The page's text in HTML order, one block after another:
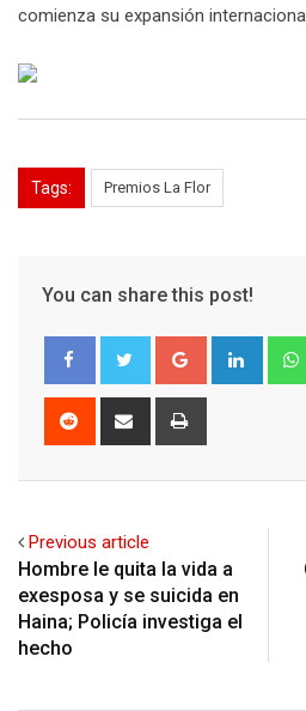
comienza su expansión
Tags: Premios La Flor
You can share this post!
Google+
Reddit
Share
Previous article
Hombre le quita la vida a
exesposa y se suicida en
Haina; Policía investiga el
hecho